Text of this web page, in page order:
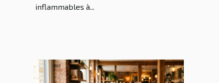
inflammables à...